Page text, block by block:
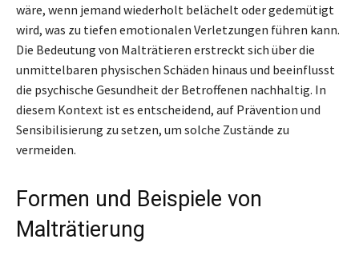
wäre, wenn jemand wiederholt belächelt oder gedemütigt
wird, was zu tiefen emotionalen Verletzungen führen kann.
Die Bedeutung von Malträtieren erstreckt sich über die
unmittelbaren physischen Schäden hinaus und beeinflusst
die psychische Gesundheit der Betroffenen nachhaltig. In
diesem Kontext ist es entscheidend, auf Prävention und
Sensibilisierung zu setzen, um solche Zustände zu
vermeiden.
Formen und Beispiele von
Malträtierung